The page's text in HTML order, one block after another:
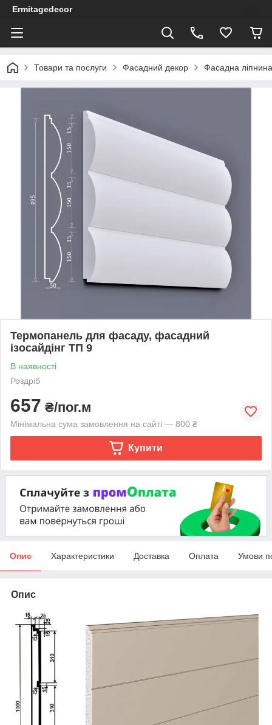
Ermitagedecor
Товари та послуги Фасадний декор Фасадна ліпнина
Термопанель для фасаду, фасадний
ізосайдінг ТП 9
В наявності
Роздріб
657 ₴/пог.м
Мінімальна сума замовлення на сайті — 800 ₴
Купити
Опис Характеристики Доставка Оплата Умови
Опис